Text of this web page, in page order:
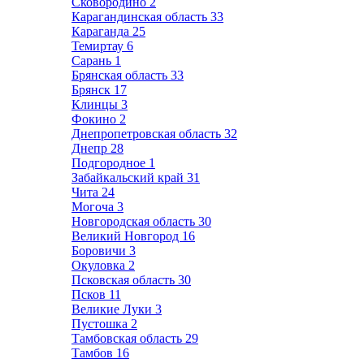
Карагандинская область 33
Караганда 25
Темиртау 6
Сарань 1
Брянская область 33
Брянск 17
Клинцы 3
Фокино 2
Днепропетровская область 32
Днепр 28
Подгородное 1
Забайкальский край 31
Чита 24
Могоча 3
Новгородская область 30
Великий Новгород 16
Боровичи 3
Окуловка 2
Псковская область 30
Псков 11
Великие Луки 3
Пустошка 2
Тамбовская область 29
Тамбов 16